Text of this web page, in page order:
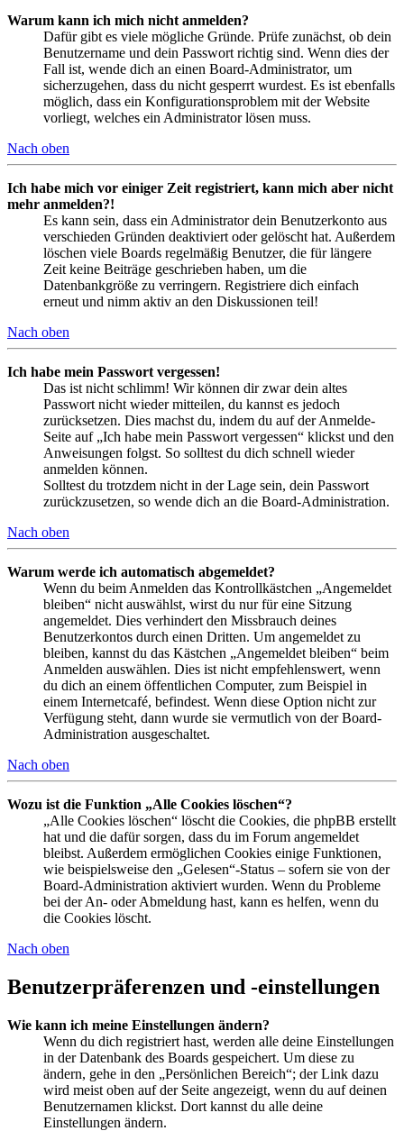
Warum kann ich mich nicht anmelden?
Dafür gibt es viele mögliche Gründe. Prüfe zunächst, ob dein
Benutzername und dein Passwort richtig sind. Wenn dies der
Fall ist, wende dich an einen Board-Administrator, um
sicherzugehen, dass du nicht gesperrt wurdest. Es ist ebenfalls
möglich, dass ein Konfigurationsproblem mit der Website
vorliegt, welches ein Administrator lösen muss.
Nach oben
Ich habe mich vor einiger Zeit registriert, kann mich aber nicht
mehr anmelden?!
Es kann sein, dass ein Administrator dein Benutzerkonto aus
verschieden Gründen deaktiviert oder gelöscht hat. Außerdem
löschen viele Boards regelmäßig Benutzer, die für längere
Zeit keine Beiträge geschrieben haben, um die
Datenbankgröße zu verringern. Registriere dich einfach
erneut und nimm aktiv an den Diskussionen teil!
Nach oben
Ich habe mein Passwort vergessen!
Das ist nicht schlimm! Wir können dir zwar dein altes
Passwort nicht wieder mitteilen, du kannst es jedoch
zurücksetzen. Dies machst du, indem du auf der Anmelde-
Seite auf „Ich habe mein Passwort vergessen“ klickst und den
Anweisungen folgst. So solltest du dich schnell wieder
anmelden können.
Solltest du trotzdem nicht in der Lage sein, dein Passwort
zurückzusetzen, so wende dich an die Board-Administration.
Nach oben
Warum werde ich automatisch abgemeldet?
Wenn du beim Anmelden das Kontrollkästchen „Angemeldet
bleiben“ nicht auswählst, wirst du nur für eine Sitzung
angemeldet. Dies verhindert den Missbrauch deines
Benutzerkontos durch einen Dritten. Um angemeldet zu
bleiben, kannst du das Kästchen „Angemeldet bleiben“ beim
Anmelden auswählen. Dies ist nicht empfehlenswert, wenn
du dich an einem öffentlichen Computer, zum Beispiel in
einem Internetcafé, befindest. Wenn diese Option nicht zur
Verfügung steht, dann wurde sie vermutlich von der Board-
Administration ausgeschaltet.
Nach oben
Wozu ist die Funktion „Alle Cookies löschen“?
„Alle Cookies löschen“ löscht die Cookies, die phpBB erstellt
hat und die dafür sorgen, dass du im Forum angemeldet
bleibst. Außerdem ermöglichen Cookies einige Funktionen,
wie beispielsweise den „Gelesen“-Status – sofern sie von der
Board-Administration aktiviert wurden. Wenn du Probleme
bei der An- oder Abmeldung hast, kann es helfen, wenn du
die Cookies löscht.
Nach oben
Benutzerpräferenzen und -einstellungen
Wie kann ich meine Einstellungen ändern?
Wenn du dich registriert hast, werden alle deine Einstellungen
in der Datenbank des Boards gespeichert. Um diese zu
ändern, gehe in den „Persönlichen Bereich“; der Link dazu
wird meist oben auf der Seite angezeigt, wenn du auf deinen
Benutzernamen klickst. Dort kannst du alle deine
Einstellungen ändern.